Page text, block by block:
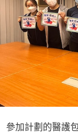
參加計劃的醫護